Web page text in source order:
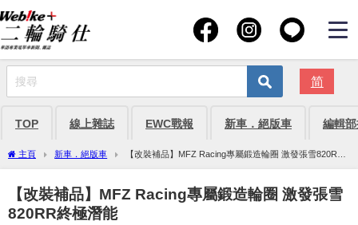
简
TOP 線上雜誌 EWC戰報 新車．絕版車 編輯
主頁 新車．絕版車
【改裝補品】MFZ Racing專屬鍛造輪圈 激發張雪820RR
終極潛能
【改裝補品】MFZ Racing專屬鍛造輪圈 激發張雪
820RR終極潛能